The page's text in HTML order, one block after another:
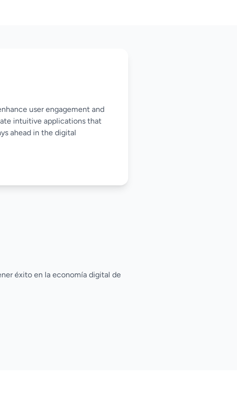
user engagement and
intuitive applications that
ahead in the digital
éxito en la economía digital de